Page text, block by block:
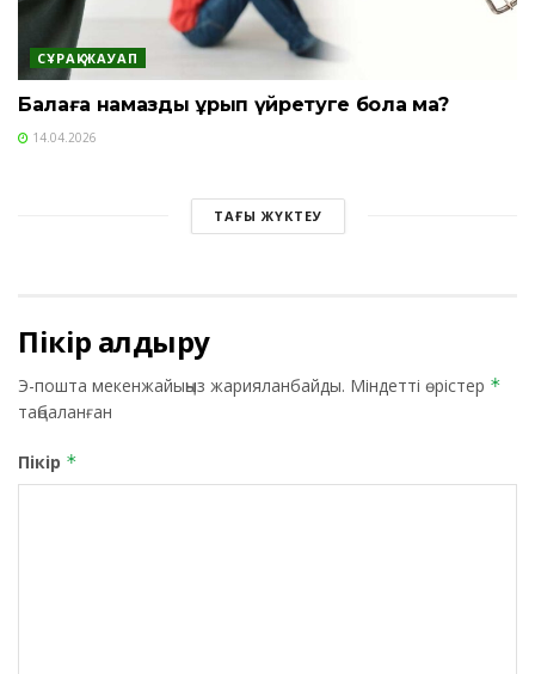
СҰРАҚ-ЖАУАП
Балаға намазды ұрып үйретуге бола ма?
14.04.2026
ТАҒЫ ЖҮКТЕУ
Пікір қалдыру
Э-пошта мекенжайыңыз жарияланбайды. Міндетті өрістер *
таңбаланған
Пікір *